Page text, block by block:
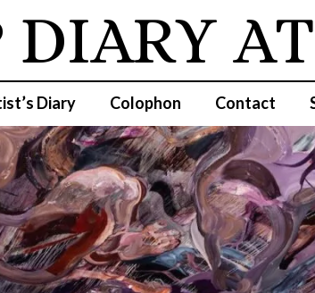
ATP
Diary Colophon Contact